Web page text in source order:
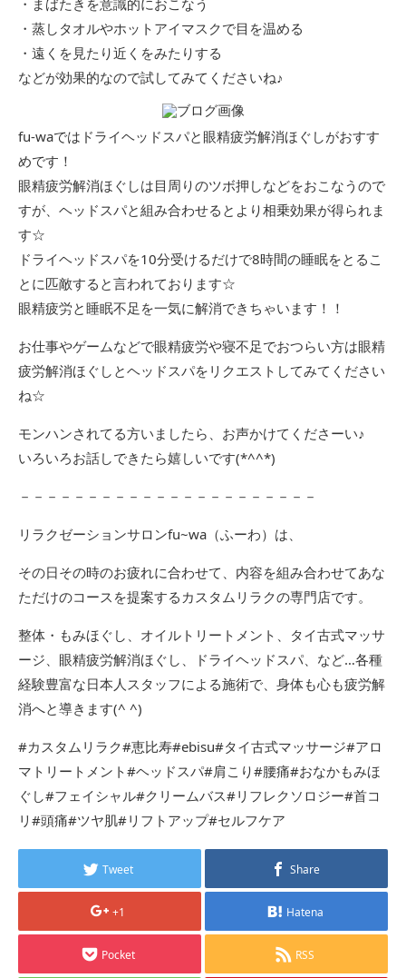
・蒸しタオルやホットアイマスクで目を温める
・遠くを見たり近くをみたりする
などが効果的なので試してみてくださいね♪
fu-waではドライヘッドスパと眼精疲労解消ほぐしがおすす
めです！
眼精疲労解消ほぐしは目周りのツボ押しなどをおこなうので
すが、ヘッドスパと組み合わせるとより相乗効果が得られま
す☆
ドライヘッドスパを10分受けるだけで8時間の睡眠をとるこ
とに匹敵すると言われております☆
眼精疲労と睡眠不足を一気に解消できちゃいます！！
お仕事やゲームなどで眼精疲労や寝不足でおつらい方は眼精
疲労解消ほぐしとヘッドスパをリクエストしてみてください
ね☆
モンハンされてる方いましたら、お声かけてくださーい♪
いろいろお話しできたら嬉しいです(*^^*)
－－－－－－－－－－－－－－－－－－－－－－
リラクゼーションサロンfu~wa（ふーわ）は、
その日その時のお疲れに合わせて、内容を組み合わせてあな
ただけのコースを提案するカスタムリラクの専門店です。
整体・もみほぐし、オイルトリートメント、タイ古式マッサ
ージ、眼精疲労解消ほぐし、ドライヘッドスパ、など…各種
経験豊富な日本人スタッフによる施術で、身体も心も疲労解
消へと導きます(^ ^)
#カスタムリラク#恵比寿#ebisu#タイ古式マッサージ#アロ
マトリートメント#ヘッドスパ#肩こり#腰痛#おなかもみほ
ぐし#フェイシャル#クリームバス#リフレクソロジー#首コ
リ#頭痛#ツヤ肌#リフトアップ#セルフケア
Tweet Share
+1 Hatena
Pocket RSS